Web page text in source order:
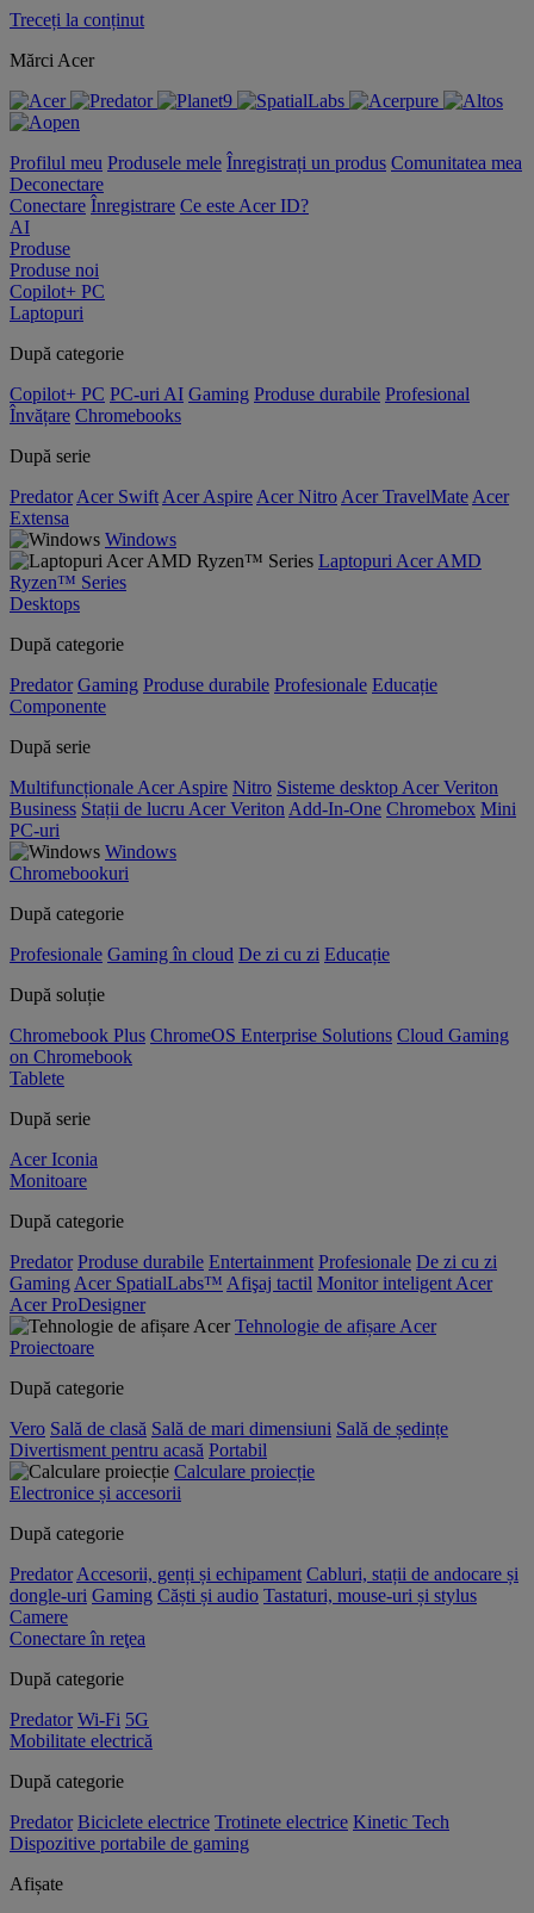
Treceți la conținut
Mărci Acer
Profilul meu Produsele mele Înregistrați un produs Comunitatea mea
Deconectare
Conectare Înregistrare Ce este Acer ID?
AI
Produse
Produse noi
Copilot+ PC
Laptopuri
După categorie
Copilot+ PC PC-uri AI Gaming Produse durabile Profesional
Învățare Chromebooks
După serie
Predator Acer Swift Acer Aspire Acer Nitro Acer TravelMate Acer
Extensa
Windows
Laptopuri Acer AMD
Ryzen™ Series
Desktops
După categorie
Predator Gaming Produse durabile Profesionale Educație
Componente
După serie
Multifuncționale Acer Aspire Nitro Sisteme desktop Acer Veriton
Business Stații de lucru Acer Veriton Add-In-One Chromebox Mini
PC-uri
Windows
Chromebookuri
După categorie
Profesionale Gaming în cloud De zi cu zi Educație
După soluție
Chromebook Plus ChromeOS Enterprise Solutions Cloud Gaming
on Chromebook
Tablete
După serie
Acer Iconia
Monitoare
După categorie
Predator Produse durabile Entertainment Profesionale De zi cu zi
Gaming Acer SpatialLabs™ Afişaj tactil Monitor inteligent Acer
Acer ProDesigner
Tehnologie de afișare Acer
Proiectoare
După categorie
Vero Sală de clasă Sală de mari dimensiuni Sală de ședințe
Divertisment pentru acasă Portabil
Calculare proiecție
Electronice și accesorii
După categorie
Predator Accesorii, genți și echipament Cabluri, stații de andocare și
dongle-uri Gaming Căști și audio Tastaturi, mouse-uri și stylus
Camere
Conectare în reţea
După categorie
Predator Wi-Fi 5G
Mobilitate electrică
După categorie
Predator Biciclete electrice Trotinete electrice Kinetic Tech
Dispozitive portabile de gaming
Afișate